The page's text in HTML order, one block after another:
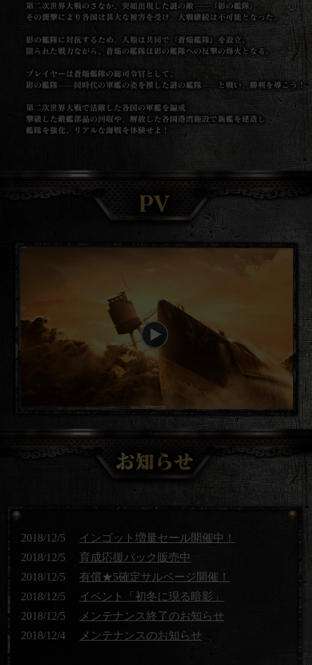
2018/12/5
インゴット増量セール開催中！
2018/12/5
育成応援パック販売中
2018/12/5
有償★5確定サルベージ開催！
2018/12/5
イベント「初冬に現る暗影」
2018/12/5
メンテナンス終了のお知らせ
2018/12/4
メンテナンスのお知らせ